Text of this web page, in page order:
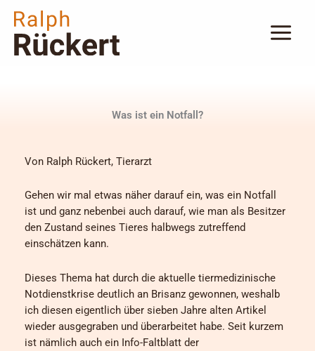
Inhalt
springen
Was ist ein Notfall?
Von Ralph Rückert, Tierarzt
Gehen wir mal etwas näher darauf ein, was ein Notfall
ist und ganz nebenbei auch darauf, wie man als Besitzer
den Zustand seines Tieres halbwegs zutreffend
einschätzen kann.
Dieses Thema hat durch die aktuelle tiermedizinische
Notdienstkrise deutlich an Brisanz gewonnen, weshalb
ich diesen eigentlich über sieben Jahre alten Artikel
wieder ausgegraben und überarbeitet habe. Seit kurzem
ist nämlich auch ein Info-Faltblatt der